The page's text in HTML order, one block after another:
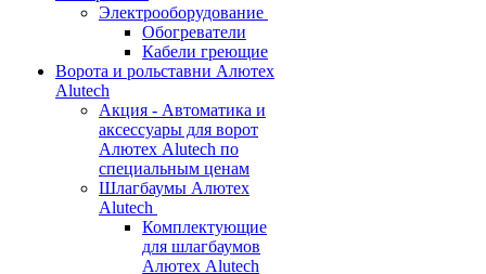
Электрооборудование
Обогреватели
Кабели греющие
Ворота и рольставни Алютех
Alutech
Акция - Автоматика и
аксессуары для ворот
Алютех Alutech по
специальным ценам
Шлагбаумы Алютех
Alutech
Комплектующие
для шлагбаумов
Алютех Alutech